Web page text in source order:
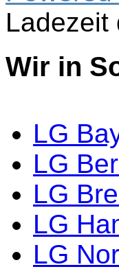
Ladezeit
Wir in
LG
LG
LG
LG
LG